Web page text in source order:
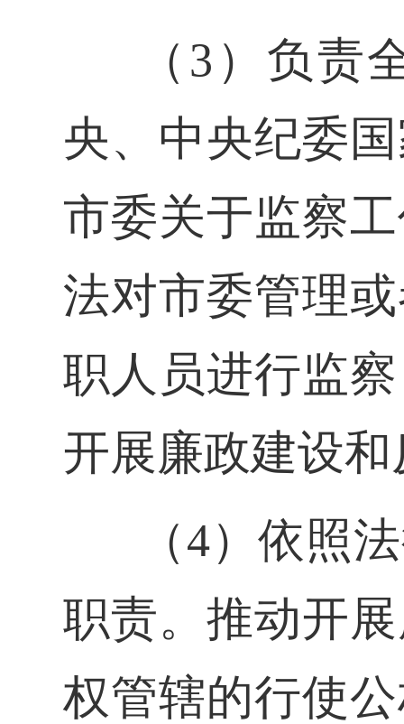
（3）负责
央、中央纪委
市委关于监察
法对市委管理
职人员进行监
开展廉政建设
（4）依照
职责。推动开
权管辖的行使